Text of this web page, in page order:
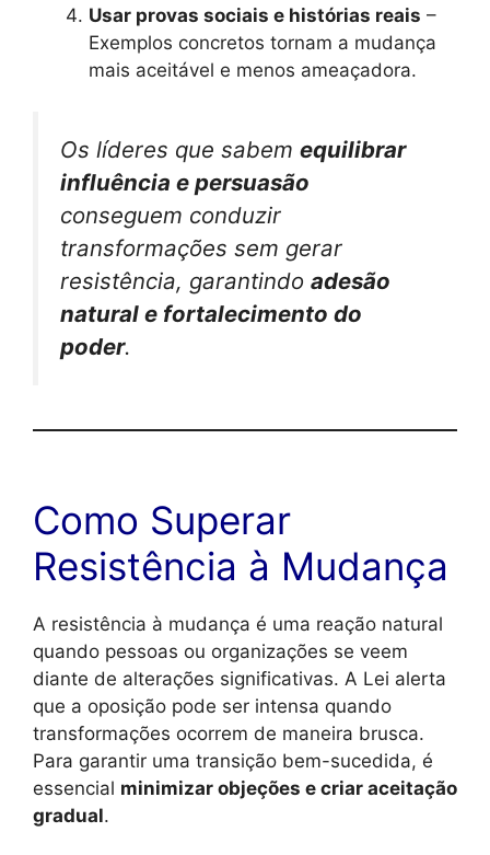
Usar provas sociais e histórias reais –
Exemplos concretos tornam a mudança
mais aceitável e menos ameaçadora.
Os líderes que sabem equilibrar
influência e persuasão
conseguem conduzir
transformações sem gerar
resistência, garantindo adesão
natural e fortalecimento do
poder.
Como Superar
Resistência à Mudança
A resistência à mudança é uma reação natural
quando pessoas ou organizações se veem
diante de alterações significativas. A Lei alerta
que a oposição pode ser intensa quando
transformações ocorrem de maneira brusca.
Para garantir uma transição bem-sucedida, é
essencial minimizar objeções e criar aceitação
gradual.